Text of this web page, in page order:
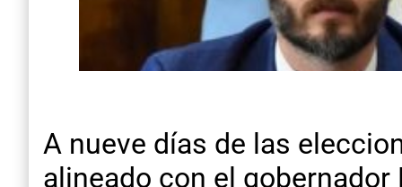
A nueve días de las
alineado con el